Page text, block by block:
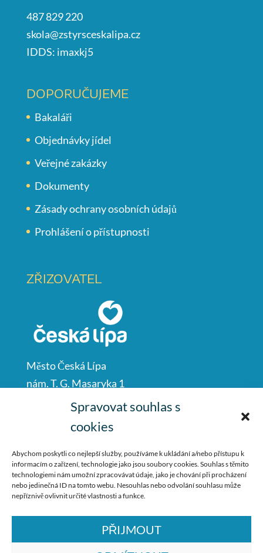
Spravovat souhlas s
cookies
Abychom poskytli co nejlepší služby, používáme k ukládání a/nebo přístupu k
informacím o zařízení, technologie jako jsou soubory cookies. Souhlas s těmito
technologiemi nám umožní zpracovávat údaje, jako je chování při procházení
nebo jedinečná ID na tomto webu. Nesouhlas nebo odvolání souhlasu může
nepříznivě ovlivnit určité vlastnosti a funkce.
PŘIJMOUT
487 829 220
skola@zstyrsceskalipa.cz
IDDS: imaxkj5
DOPORUČUJEME
Bakaláři
Objednávky jídel
Veřejné zakázky
Dokumenty
Zásady ochrany osobních údajů
Prohlášení o přístupnosti
ZŘIZOVATEL
Město Česká Lípa
nám. T. G. Masaryka 1
Česká Lípa
487 881 111
podatelna@mucl.cz